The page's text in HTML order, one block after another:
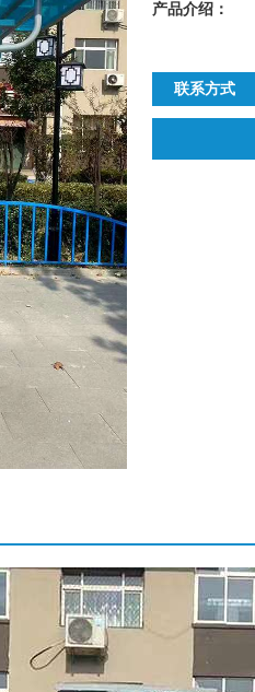
产品介绍：
联系方式